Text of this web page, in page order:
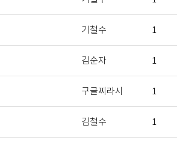
기철수 1
김순자 1
구글찌라시 1
김철수 1